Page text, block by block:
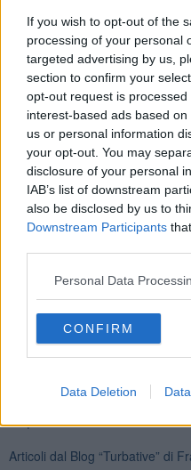
If you wish to opt-out of the
processing of your personal
targeted advertising by us,
section to confirm your
opt-out request is
interest-based ads based
us or personal information
your opt-out. You may
disclosure of your personal
IAB’s list of downstream
also be disclosed by us to
Downstream Participants
Personal Data
CONFIRM
Data Deletion
Capisco che sia dura quando
per capire cosa dire oggi, si
uno sforzo , ne vale davvero la
ogni quattro anni, di norma, e
indimenticabili e, quando sono
insieme, senza distinzioni, ed è
non sono come le elezioni che
dopo si fa a gara a
Franco Bonciani
Franco Bonciani
© Riproduzione riservata
Se vuoi leggere le notizie
Newsletter QUInews -
Basta cliccare QUI
Articoli dal Blog “Turbative” di